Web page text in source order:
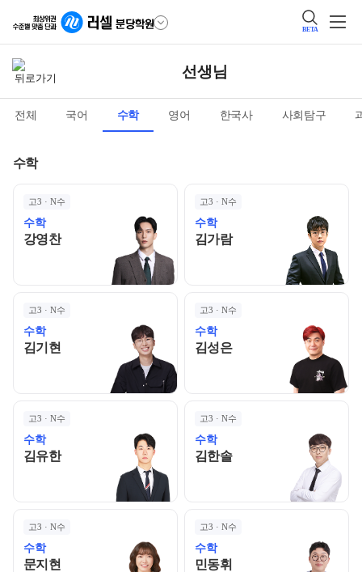
BETA
선생님
전체 국어 수학 영어 한국사 사회탐구
수학
고3 · N수
수학
강영찬강영찬 선생님 홈 바로가기
고3 · N수
수학
김가람김가람 선생님 홈 바로
고3 · N수
수학
김기현 김기현 선생님 홈 바로가기
고3 · N수
수학
김성은김성은 선생님 홈 바로
고3 · N수
수학
김유한김유한 선생님 홈 바로가기
고3 · N수
수학
김한솔김한솔 선생님 홈 바로
고3 · N수
수학
문지현 문지현 선생님 홈 바로가기
고3 · N수
수학
민동휘 민동휘 선생님 홈 바로